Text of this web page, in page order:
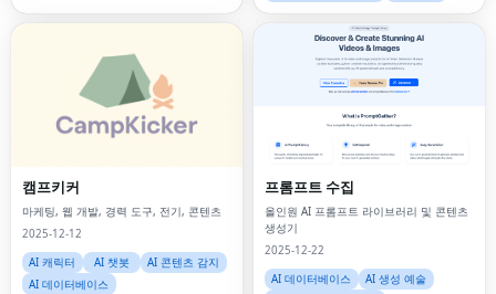
캠프키커
마케팅, 웹 개발, 경력 도구, 전기, 콘텐츠
2025-12-12
AI 캐릭터
AI 챗봇
AI 콘텐츠 감지
AI 데이터베이스
프롬프트 수집
올인원 AI 프롬프트 라이브러리 및 콘텐츠
생성기
2025-12-22
AI 데이터베이스
AI 생성 예술